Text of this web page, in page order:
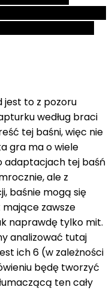
jest to z pozoru
według braci
tej baśni, więc nie
gra ma o wiele
adaptacjach tej baśń
ale z
baśnie mogą się
zawsze
naprawdę tylko mit.
analizować tutaj
ich 6 (w zależności
będę tworzyć
ten cały